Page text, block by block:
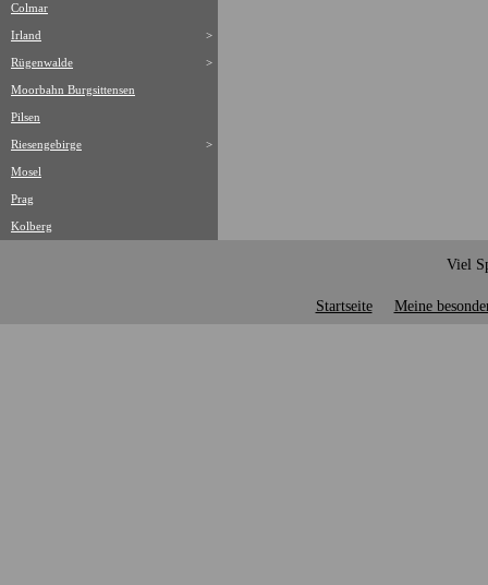
Colmar
>
Irland
>
Rügenwalde
Moorbahn Burgsittensen
Pilsen
>
Riesengebirge
Mosel
Prag
Kolberg
Viel
Startseite Meine